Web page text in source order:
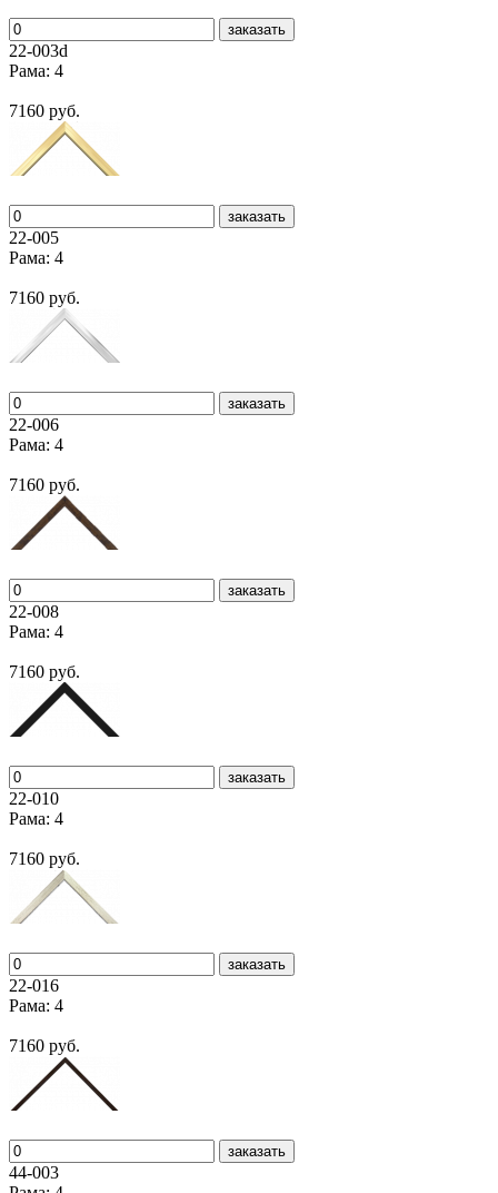
заказать
22-003d
Рама: 4
7160 руб.
заказать
22-005
Рама: 4
7160 руб.
заказать
22-006
Рама: 4
7160 руб.
заказать
22-008
Рама: 4
7160 руб.
заказать
22-010
Рама: 4
7160 руб.
заказать
22-016
Рама: 4
7160 руб.
заказать
44-003